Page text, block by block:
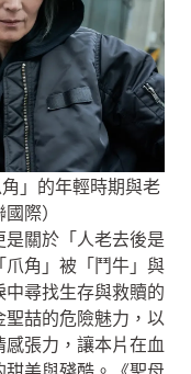
」的年輕時期與老
際）
是關於「人老去後是
爪角」被「鬥牛」與
尋找生存與救贖的
喆的危險魅力，以
張力，讓本片在血